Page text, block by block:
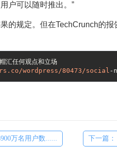
户可以随时推出。”
的规定。但在TechCrunch的
汇任何观点和立场
wordpress/80473/social
5900万名用户数......